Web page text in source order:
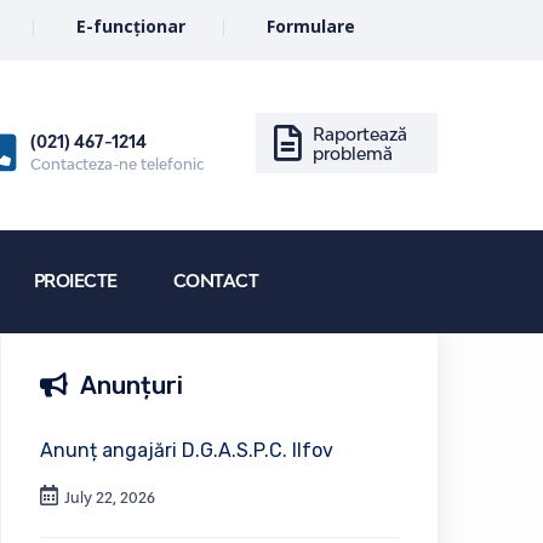
E-funcționar Formulare
(021) 467-1214
Contacteza-ne telefonic
Raportează
problemă
PROIECTE CONTACT
Anunțuri
Anunț angajări D.G.A.S.P.C. Ilfov
July 22, 2026